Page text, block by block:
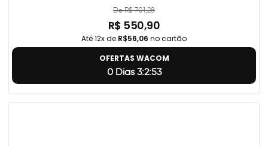
De R$ 701,28
R$ 550,90
Até 12x de R$56,06 no cartão
OFERTAS WACOM
0 Dias 3:2:52